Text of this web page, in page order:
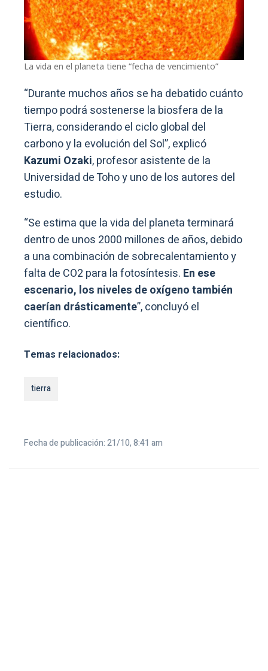
La vida en el planeta tiene “fecha de vencimiento”
“Durante muchos años se ha debatido cuánto
tiempo podrá sostenerse la biosfera de la
Tierra, considerando el ciclo global del
carbono y la evolución del Sol”, explicó
Kazumi Ozaki, profesor asistente de la
Universidad de Toho y uno de los autores del
estudio.
“Se estima que la vida del planeta terminará
dentro de unos 2000 millones de años, debido
a una combinación de sobrecalentamiento y
falta de CO2 para la fotosíntesis. En ese
escenario, los niveles de oxígeno también
caerían drásticamente”, concluyó el
científico.
Temas relacionados:
tierra
Fecha de publicación: 21/10, 8:41 am